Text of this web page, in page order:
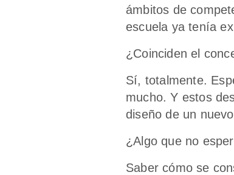
ámbitos de
escuela ya tenía
¿Coinciden el
Sí, totalmente.
mucho. Y estos
diseño de un
¿Algo que no
Saber cómo se